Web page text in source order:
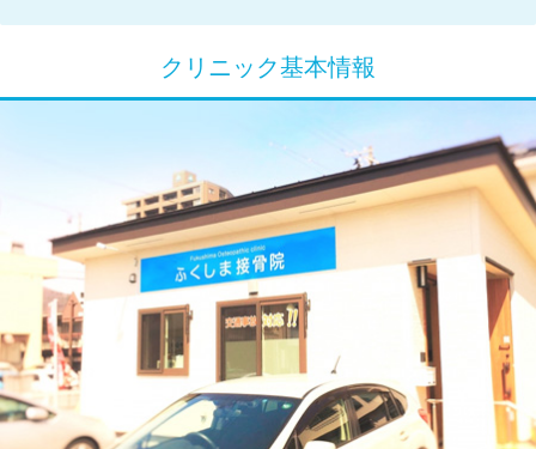
クリニック基本情報